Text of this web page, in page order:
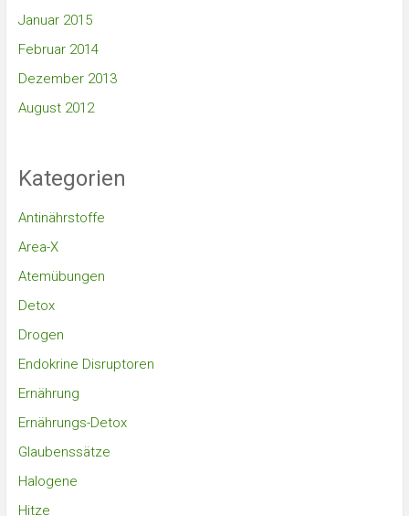
Januar 2015
Februar 2014
Dezember 2013
August 2012
Kategorien
Antinährstoffe
Area-X
Atemübungen
Detox
Drogen
Endokrine Disruptoren
Ernährung
Ernährungs-Detox
Glaubenssätze
Halogene
Hitze